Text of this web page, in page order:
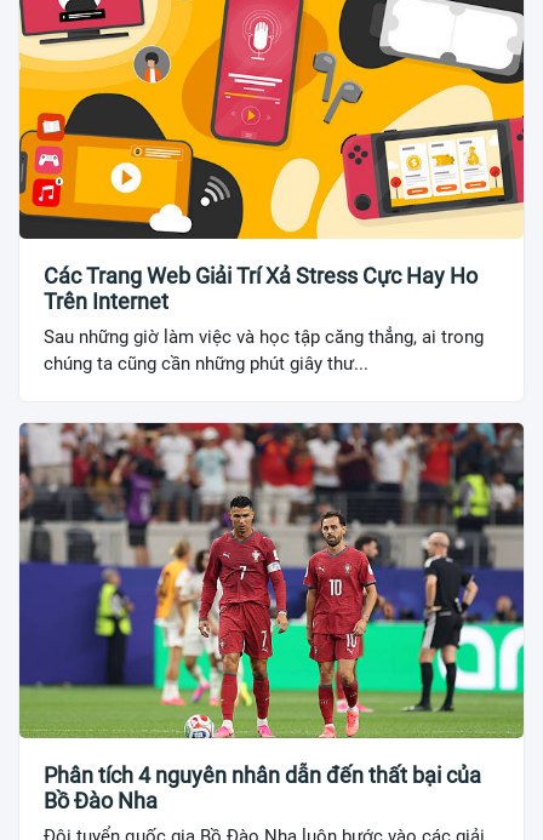
Các Trang Web Giải Trí Xả Stress Cực Hay Ho
Trên Internet
Sau những giờ làm việc và học tập căng thẳng, ai trong
chúng ta cũng cần những phút giây thư...
Phân tích 4 nguyên nhân dẫn đến thất bại của
Bồ Đào Nha